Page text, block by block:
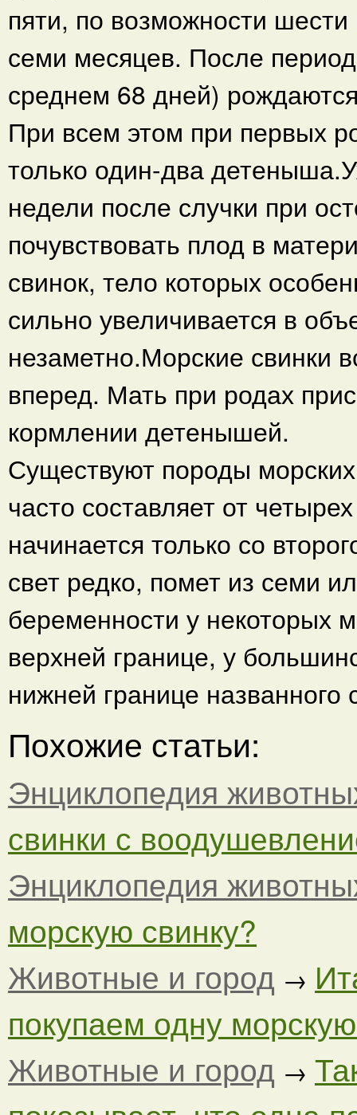
пяти, по возможности
семи месяцев. После
среднем 68 дней)
При всем этом при первых
только один-два
недели после случки при
почувствовать плод в
свинок, тело которых
сильно увеличивается в
незаметно.Морские свинки
вперед. Мать при родах
кормлении детенышей.
Существуют породы
часто составляет от
начинается только со
свет редко, помет из семи
беременности у некоторых
верхней границе, у
нижней границе названного
Похожие статьи:
Энциклопедия
свинки с
Энциклопедия
морскую свинку?
Животные и город →
покупаем одну
Животные и город →